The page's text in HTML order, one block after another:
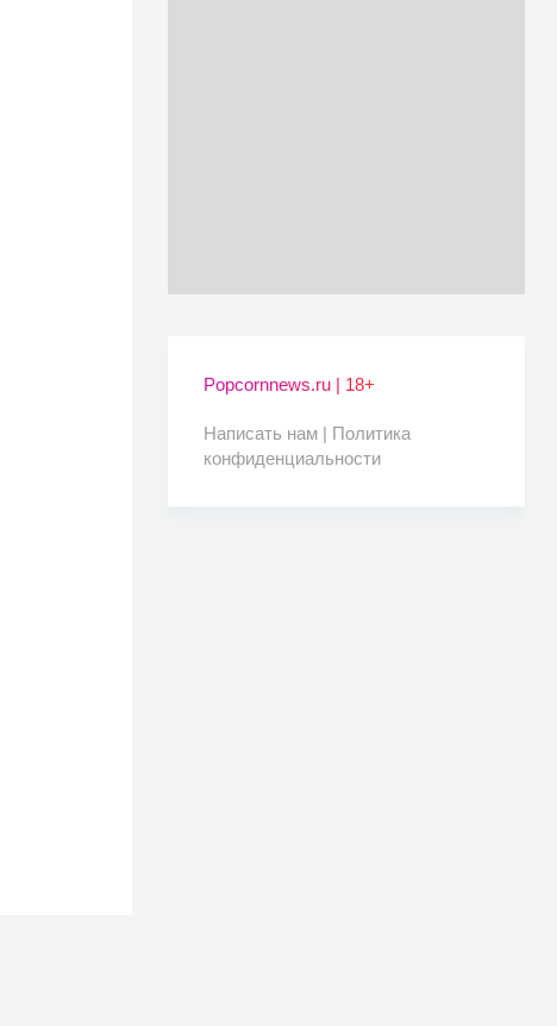
Popcornnews.ru | 18+
Написать нам | Политика
конфиденциальности